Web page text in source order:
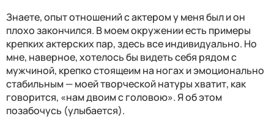
Знаете, опыт отношений с актером у меня был и он
плохо закончился. В моем окружении есть примеры
крепких актерских пар, здесь все индивидуально. Но
мне, наверное, хотелось бы видеть себя рядом с
мужчиной, крепко стоящеим на ногах и эмоционально
стабильным — моей творческой натуры хватит, как
говорится, «нам двоим с головою». Я об этом
позабочусь (улыбается).